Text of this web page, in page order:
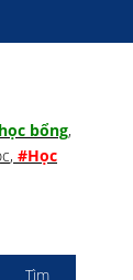
bổng,
, #Học